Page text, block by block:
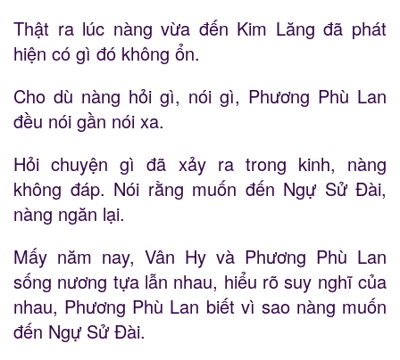
Thật ra lúc nàng vừa đến Kim Lăng đã phát
hiện có gì đó không ổn.
Cho dù nàng hỏi gì, nói gì, Phương Phù Lan
đều nói gần nói xa.
Hỏi chuyện gì đã xảy ra trong kinh, nàng
không đáp. Nói rằng muốn đến Ngự Sử Đài,
nàng ngăn lại.
Mấy năm nay, Vân Hy và Phương Phù Lan
sống nương tựa lẫn nhau, hiểu rõ suy nghĩ của
nhau, Phương Phù Lan biết vì sao nàng muốn
đến Ngự Sử Đài.